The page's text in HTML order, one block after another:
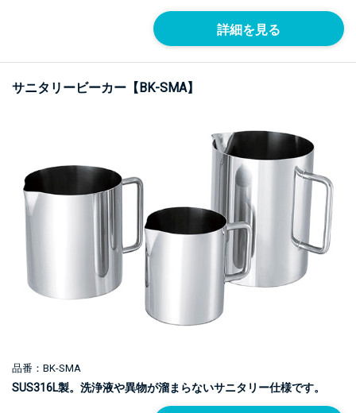
詳細を見る
サニタリービーカー【BK-SMA】
品番：BK-SMA
SUS316L製。洗浄液や異物が溜まらないサニタリー仕様です。